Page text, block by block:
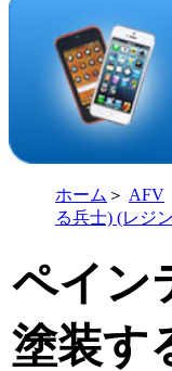
ホーム ＞ AFV
る兵士) (レジ
ペイン
塗装す